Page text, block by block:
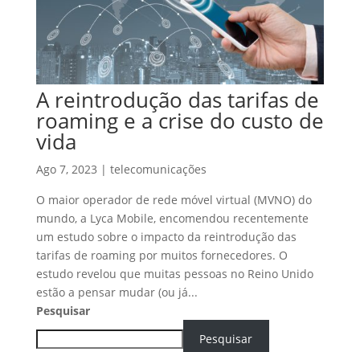
A reintrodução das tarifas de
roaming e a crise do custo de
vida
Ago 7, 2023 | telecomunicações
O maior operador de rede móvel virtual (MVNO) do
mundo, a Lyca Mobile, encomendou recentemente
um estudo sobre o impacto da reintrodução das
tarifas de roaming por muitos fornecedores. O
estudo revelou que muitas pessoas no Reino Unido
estão a pensar mudar (ou já...
Pesquisar
Pesquisar